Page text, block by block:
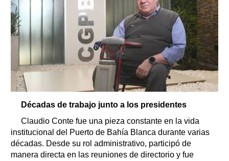
Décadas de trabajo junto a los presidentes
Claudio Conte fue una pieza constante en la vida
institucional del Puerto de Bahía Blanca durante varias
décadas. Desde su rol administrativo, participó de
manera directa en las reuniones de directorio y fue